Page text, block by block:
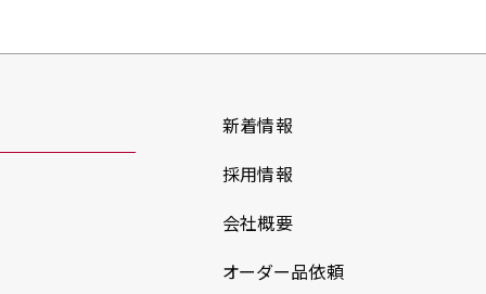
新着情報
採用情報
会社概要
オーダー品依頼